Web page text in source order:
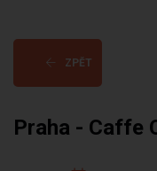
ZPĚT
Praha - Caffe